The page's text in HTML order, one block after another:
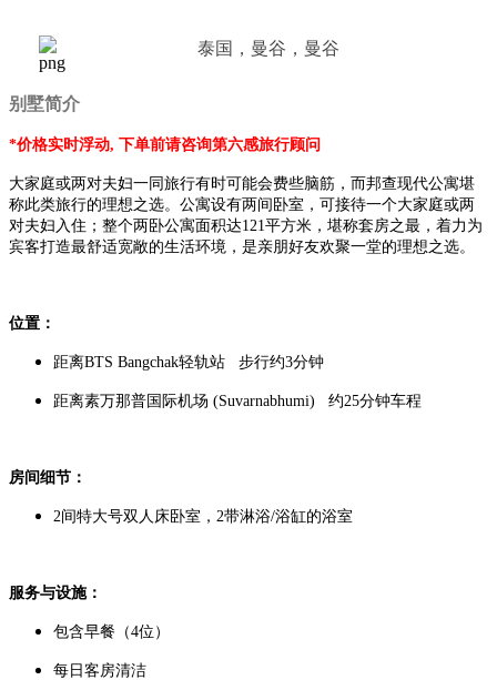
泰国，曼谷，曼谷
别墅简介
*价格实时浮动, 下单前请咨询第六感旅行顾问
大家庭或两对夫妇一同旅行有时可能会费些脑筋，而邦查现代公寓堪
称此类旅行的理想之选。公寓设有两间卧室，可接待一个大家庭或两
对夫妇入住；整个两卧公寓面积达121平方米，堪称套房之最，着力为
宾客打造最舒适宽敞的生活环境，是亲朋好友欢聚一堂的理想之选。
位置：
距离BTS Bangchak轻轨站 步行约3分钟
距离素万那普国际机场 (Suvarnabhumi) 约25分钟车程
房间细节：
2间特大号双人床卧室，2带淋浴/浴缸的浴室
服务与设施：
包含早餐（4位）
每日客房清洁